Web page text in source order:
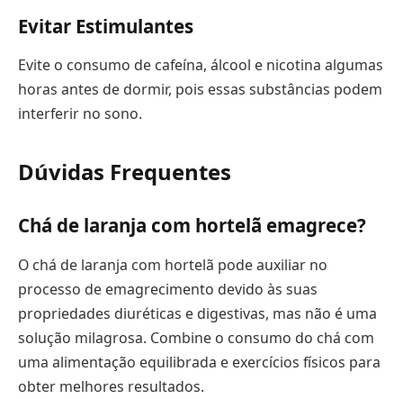
Evitar Estimulantes
Evite o consumo de cafeína, álcool e nicotina algumas
horas antes de dormir, pois essas substâncias podem
interferir no sono.
Dúvidas Frequentes
Chá de laranja com hortelã emagrece?
O chá de laranja com hortelã pode auxiliar no
processo de emagrecimento devido às suas
propriedades diuréticas e digestivas, mas não é uma
solução milagrosa. Combine o consumo do chá com
uma alimentação equilibrada e exercícios físicos para
obter melhores resultados.